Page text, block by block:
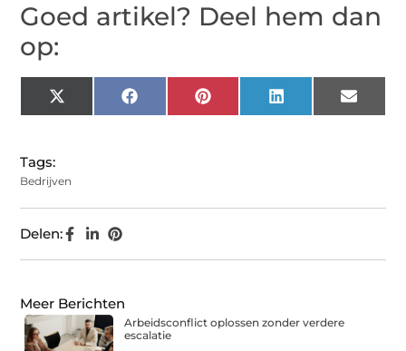
Goed artikel? Deel hem dan
op:
X
(Twitter)
Facebook Pinterest LinkedIn Email
Tags:
Bedrijven
Delen:
Meer Berichten
Arbeidsconflict oplossen zonder verdere
escalatie